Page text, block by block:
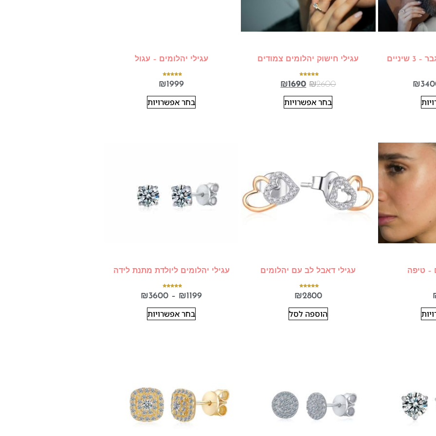
₪
עגילי חישוק יהלומים צמודים
5.00
מתוך 5
₪2600
₪1690
בחר אפשרויות
עגילי יהלומים – עגול
5.00
מתוך 5 ₪1999
בחר אפשרויות
– טיפה עגילי דאבל לב עם יהלומים
5.00
מתוך 5 ₪2800
הוספה לסל
עגילי יהלומים ליולדת מתנת לידה
5.00
מתוך 5
₪1199
–
₪3600
בחר אפשרויות